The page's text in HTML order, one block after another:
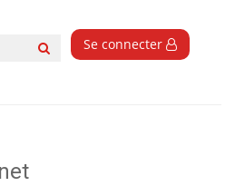
Se connecter